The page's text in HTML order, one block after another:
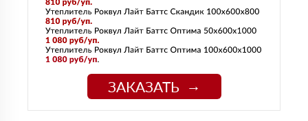
ЗАКАЗАТЬ